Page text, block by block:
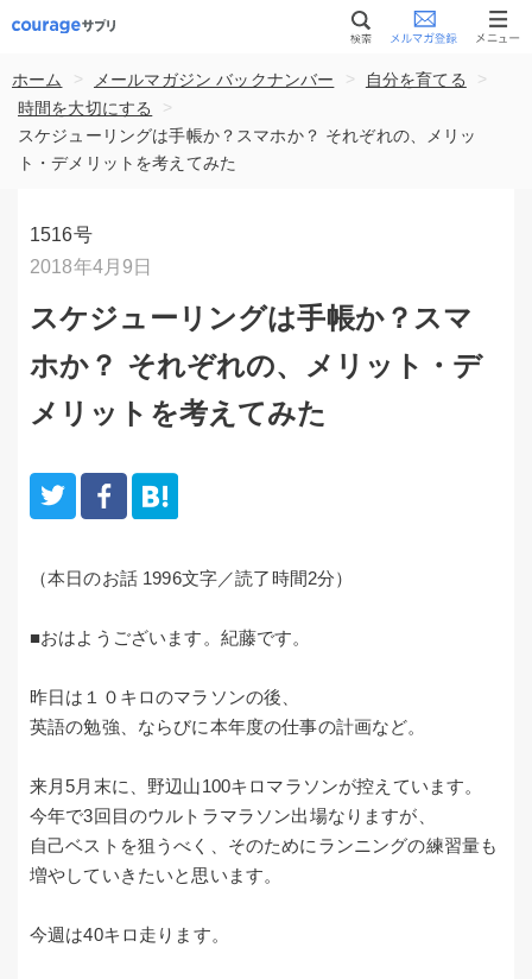
ホーム > メールマガジン バックナンバー > 自分を育てる
>
時間を大切にする
>
スケジューリングは手帳か？スマホか？ それぞれの、メリッ
ト・デメリットを考えてみた
1516号
2018年4月9日
スケジューリングは手帳か？スマ
ホか？ それぞれの、メリット・デ
メリットを考えてみた
（本日のお話 1996文字／読了時間2分）
■おはようございます。紀藤です。
昨日は１０キロのマラソンの後、
英語の勉強、ならびに本年度の仕事の計画など。
来月5月末に、野辺山100キロマラソンが控えています。
今年で3回目のウルトラマラソン出場なりますが、
自己ベストを狙うべく、そのためにランニングの練習量も
増やしていきたいと思います。
今週は40キロ走ります。